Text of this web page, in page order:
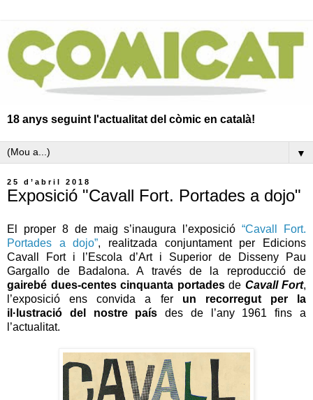
18 anys seguint l'actualitat del còmic en català!
▼
25 d’abril 2018
Exposició "Cavall Fort. Portades a dojo"
El proper 8 de maig s’inaugura l’exposició“Cavall Fort.
Portades a dojo”, realitzada conjuntament per Edicions
Cavall Fort i l’Escola d’Art i Superior de Disseny Pau
Gargallo de Badalona. A través de la reproducció de
gairebé dues-centes cinquanta portadesde Cavall Fort,
l’exposició ens convida a ferun recorregut per la
il·lustració del nostre país des de l’any 1961 fins a
l’actualitat.